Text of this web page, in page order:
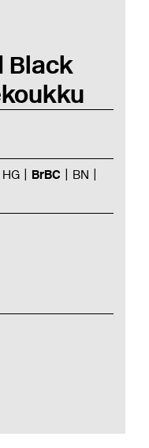
Black
HG BrBC
BN